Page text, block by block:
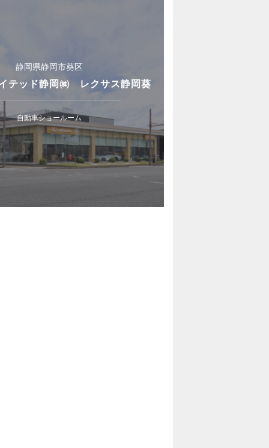
静岡県静岡市葵区
テッド静岡㈱ レクサス静岡葵
自動車ショールーム